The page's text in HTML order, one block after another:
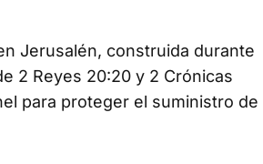
Jerusalén, construida durante
2 Reyes 20:20 y 2 Crónicas
para proteger el suministro de